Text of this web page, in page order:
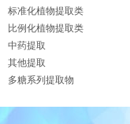
标准化植物提取类
比例化植物提取类
中药提取
其他提取
多糖系列提取物